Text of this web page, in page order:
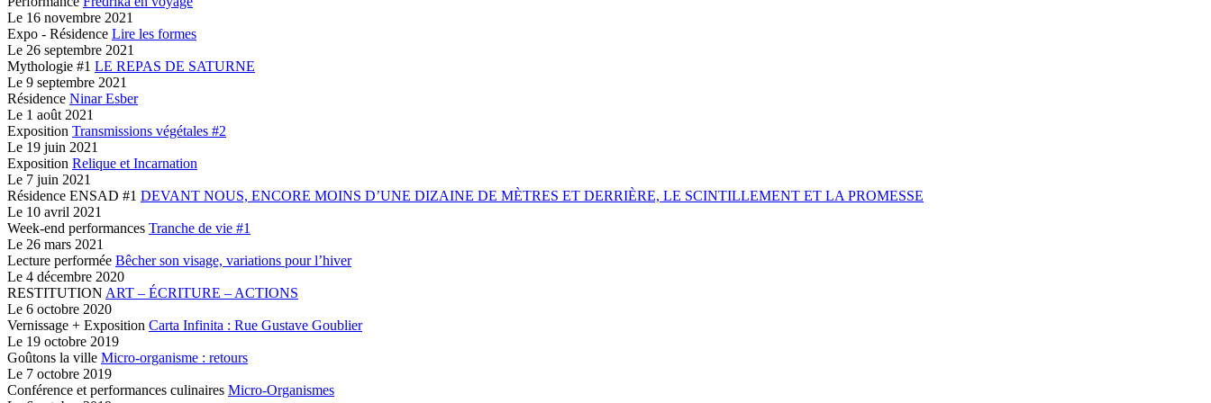
Le 16 novembre 2021
Expo - Résidence Lire les formes
Le 26 septembre 2021
Mythologie #1 LE REPAS DE SATURNE
Le 9 septembre 2021
Résidence Ninar Esber
Le 1 août 2021
Exposition Transmissions végétales #2
Le 19 juin 2021
Exposition Relique et Incarnation
Le 7 juin 2021
Résidence ENSAD #1 DEVANT NOUS, ENCORE MOINS D’UNE DIZAINE DE MÈTRES ET DERRIÈRE, LE SCINTILLEMENT ET LA PROMESSE
Le 10 avril 2021
Week-end performances Tranche de vie #1
Le 26 mars 2021
Lecture performée Bêcher son visage, variations pour l’hiver
Le 4 décembre 2020
RESTITUTION ART – ÉCRITURE – ACTIONS
Le 6 octobre 2020
Vernissage + Exposition Carta Infinita : Rue Gustave Goublier
Le 19 octobre 2019
Goûtons la ville Micro-organisme : retours
Le 7 octobre 2019
Conférence et performances culinaires Micro-Organismes